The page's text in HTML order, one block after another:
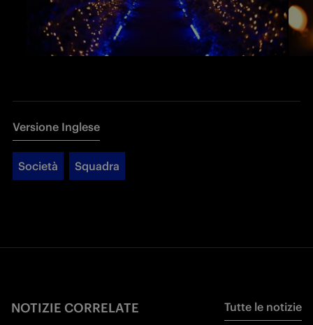
Versione Inglese
Società Squadra
NOTIZIE CORRELATE Tutte le notizie